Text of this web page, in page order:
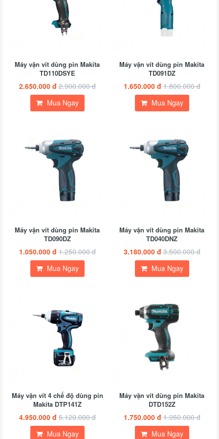
Máy vặn vít dùng pin Makita
TD110DSYE
2.650.000 đ 2.900.000 đ
Mua Ngay
Máy vặn vít dùng pin Makita
TD091DZ
1.650.000 đ 1.800.000 đ
Mua Ngay
Máy vặn vít dùng pin Makita
TD090DZ
1.050.000 đ 1.250.000 đ
Mua Ngay
Máy vặn vít dùng pin Makita
TD040DNZ
3.180.000 đ 3.500.000 đ
Mua Ngay
Máy vặn vít 4 chế độ dùng pin
Makita DTP141Z
4.950.000 đ 5.120.000 đ
Mua Ngay
Máy vặn vít dùng pin Makita
DTD152Z
1.750.000 đ 1.950.000 đ
Mua Ngay